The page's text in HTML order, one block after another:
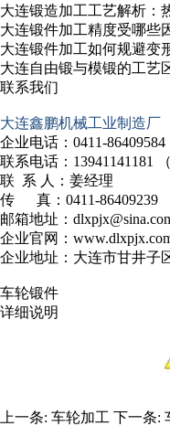
大连锻造加工工艺解析：
大连锻件加工精度受哪些
大连锻件加工如何规避变
大连自由锻与模锻的工艺
联系我们
大连鑫鹏机械工业制造厂
企业电话：0411-86409584
联系电话：13941141181
联 系 人：姜经理
传 真：0411-86409239
邮箱地址：
企业官网：
企业地址：大连市甘井子
车轮锻件
详细说明
上一条: 车轮加工 下一条: